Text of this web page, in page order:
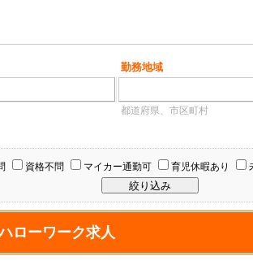
勤務地域
都道府県、市区町村
資格不問 マイカー通勤可 育児休暇あり
ローワーク求人